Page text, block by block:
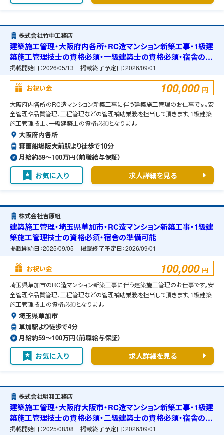
株式会社竹中工務店
建築施工管理・大阪府内各所・RC造マンション新築工事・1級建
築施工管理技士の資格必須・一級建築士の資格必須・宿舎の準
備可能
掲載開始日：2026/05/13 掲載終了予定日：2026/09/01
お祝い金 100,000 円
大阪府内各所のRC造マンション新築工事に伴う建築施工管理のお仕事です。安
全管理や品質管理、工程管理などの管理補助業務を担当して頂きます。1級建築
施工管理技士、一級建築士の資格必須となります。
大阪府内各所
箕面船場阪大前駅より徒歩で10分
月給約59〜100万円（前職給与保証）
お気に入り 求人詳細を見る
株式会社吉原組
建築施工管理・埼玉県草加市・RC造マンション新築工事・1級建
築施工管理技士の資格必須・宿舎の準備可能
掲載開始日：2025/09/05 掲載終了予定日：2026/09/01
お祝い金 100,000 円
埼玉県草加市のRC造マンション新築工事に伴う建築施工管理のお仕事です。安
全管理や品質管理、工程管理などの管理補助業務を担当して頂きます。1級建築
施工管理技士の資格必須となります。
埼玉県草加市
草加駅より徒歩で4分
月給約59〜100万円（前職給与保証）
お気に入り 求人詳細を見る
株式会社明和工務店
建築施工管理・大阪府大阪市・RC造マンション新築工事・1級建
築施工管理技士の資格必須・二級建築士の資格必須・宿舎の準
備可能
掲載開始日：2025/08/08 掲載終了予定日：2026/09/01